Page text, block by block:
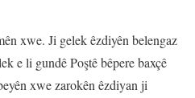
xwe. Ji gelek êzdiyên belengaz
e li gundê Poştê bêpere baxçê
xwe zarokên êzdiyan ji